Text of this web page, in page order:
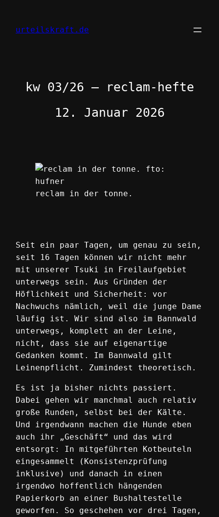
springen
urteilskraft.de
kw 03/26 – reclam-hefte
12. Januar 2026
reclam in der tonne.
Seit ein paar Tagen, um genau zu sein,
seit 16 Tagen können wir nicht mehr
mit unserer Tsuki in Freilaufgebiet
unterwegs sein. Aus Gründen der
Höflichkeit und Sicherheit: vor
Nachwuchs nämlich, weil die junge Dame
läufig ist. Wir sind also im Bannwald
unterwegs, komplett an der Leine,
nicht, dass sie auf eigenartige
Gedanken kommt. Im Bannwald gilt
Leinenpflicht. Zumindest theoretisch.
Es ist ja bisher nichts passiert.
Dabei gehen wir manchmal auch relativ
große Runden, selbst bei der Kälte.
Und irgendwann machen die Hunde eben
auch ihr „Geschäft“ und das wird
entsorgt: In mitgeführten Kotbeuteln
eingesammelt (Konsistenzprüfung
inklusive) und danach in einen
irgendwo hoffentlich hängenden
Papierkorb an einer Bushaltestelle
geworfen. So geschehen vor drei Tagen,